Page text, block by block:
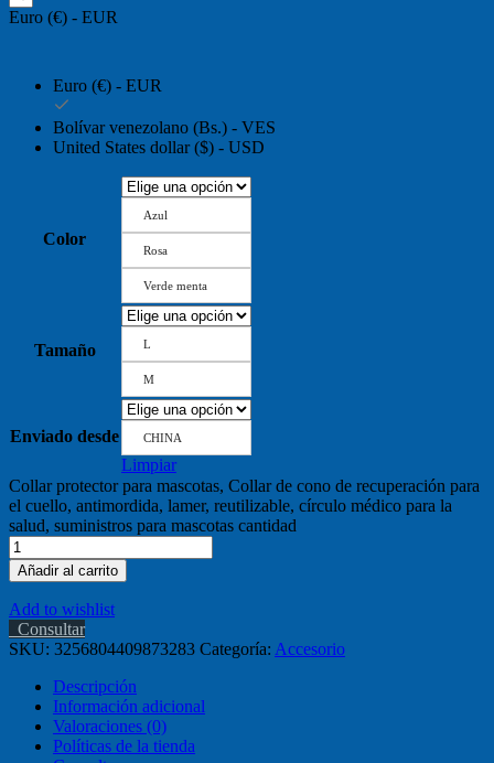
Euro (€) - EUR
Euro (€) - EUR
Bolívar venezolano (Bs.) - VES
United States dollar ($) - USD
Color
Azul
Rosa
Verde menta
Tamaño L
M
Enviado desde CHINA
Limpiar
Collar protector para mascotas, Collar de cono de recuperación para
el cuello, antimordida, lamer, reutilizable, círculo médico para la
salud, suministros para mascotas cantidad
Añadir al carrito
Add to wishlist
Consultar
SKU: 3256804409873283 Categoría: Accesorio
Descripción
Información adicional
Valoraciones (0)
Políticas de la tienda